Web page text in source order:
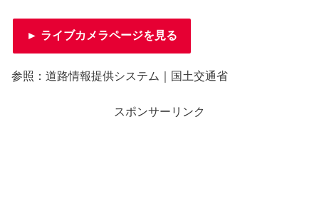
► ライブカメラページを見る
参照：道路情報提供システム｜国土交通省
スポンサーリンク